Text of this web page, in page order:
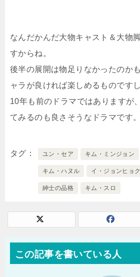
なんだかんだ大物キャスト＆大物
すからね。
後半の展開は物足りなかったのか
ャラが良ければ楽しめるものですし
10年も前のドラマではありますが
てみるのも良さそうなドラマです。
タグ ユン・セア キム・ミンジョン
キム・ハヌル イ・ジョンヒョク
紳士の品格 キム・スロ
この記事を書いている人